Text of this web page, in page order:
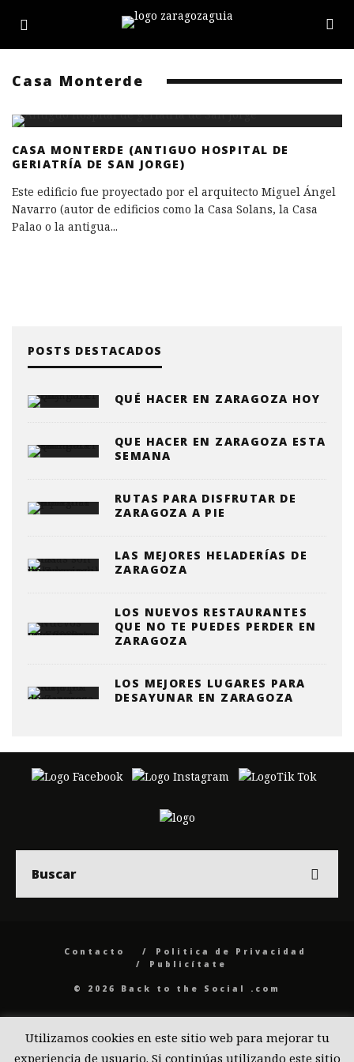
Casa Monterde
CASA MONTERDE (ANTIGUO HOSPITAL DE
GERIATRÍA DE SAN JORGE)
Este edificio fue proyectado por el arquitecto Miguel Ángel
Navarro (autor de edificios como la Casa Solans, la Casa
Palao o la antigua...
POSTS DESTACADOS
QUÉ HACER EN ZARAGOZA HOY
QUE HACER EN ZARAGOZA ESTA
SEMANA
RUTAS PARA DISFRUTAR DE
ZARAGOZA A PIE
LAS MEJORES HELADERÍAS DE
ZARAGOZA
LOS NUEVOS RESTAURANTES
QUE NO TE PUEDES PERDER EN
ZARAGOZA
LOS MEJORES LUGARES PARA
DESAYUNAR EN ZARAGOZA
Contacto
Politica de Privacidad
Publicítate
© 2026 Back to the Social .com
Utilizamos cookies en este sitio web para mejorar tu
experiencia de usuario. Si continúas utilizando este sitio